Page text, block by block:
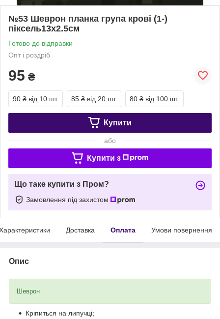
№53 Шеврон планка група крові (1-)
піксель13х2.5см
Готово до відправки
Опт і роздріб
95 ₴
90 ₴ від 10 шт. 85 ₴ від 20 шт. 80 ₴ від 100 шт.
Купити
або
Купити з
Що таке купити з Пром?
Замовлення під захистом
Доставка Оплата Умови повернення
Опис
Шеврон
Кріпиться на липучці;